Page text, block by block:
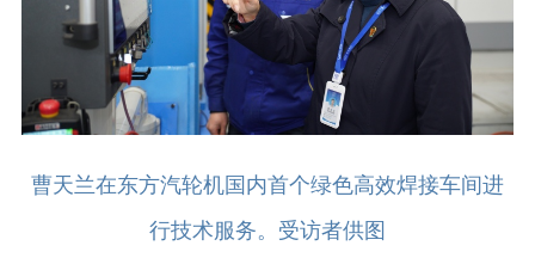
曹天兰在东方汽轮机国内首个绿色高效焊接车间进
行技术服务。受访者供图